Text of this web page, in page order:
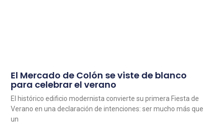
El Mercado de Colón se viste de blanco
para celebrar el verano
El histórico edificio modernista convierte su primera Fiesta de
Verano en una declaración de intenciones: ser mucho más que
un